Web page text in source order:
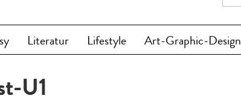
Literatur Lifestyle Art-Graphic-Design
U1